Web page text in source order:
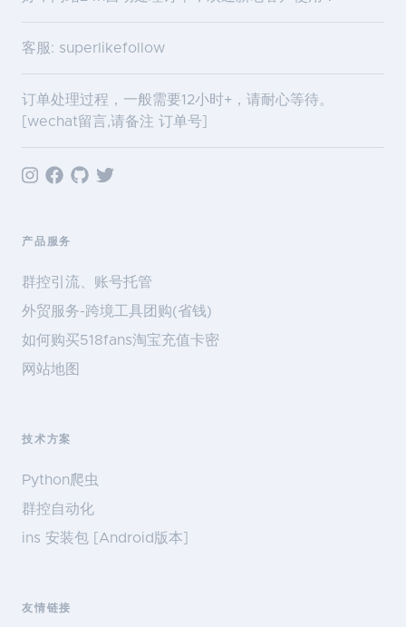
客服: superlikefollow
订单处理过程，一般需要12小时+，请耐心等待。
[wechat留言,请备注 订单号]
产品服务
群控引流、账号托管
外贸服务-跨境工具团购(省钱)
如何购买518fans淘宝充值卡密
网站地图
技术方案
Python爬虫
群控自动化
ins 安装包 [Android版本]
友情链接